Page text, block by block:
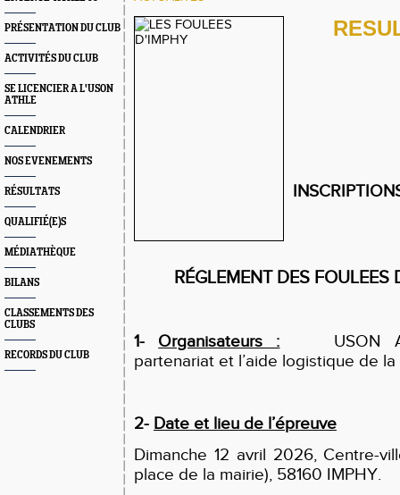
PRÉSENTATION DU CLUB
ACTIVITÉS DU CLUB
SE LICENCIER A L'USON
ATHLE
CALENDRIER
NOS EVENEMENTS
RÉSULTATS
QUALIFIÉ(E)S
MÉDIATHÈQUE
BILANS
CLASSEMENTS DES
CLUBS
RECORDS DU CLUB
RÉGLEMENT DES FOULEES
1- Organisateurs : USON
partenariat et l’aide logistique de la
2- Date et lieu de l’épreuve
Dimanche 12 avril 2026, Centre-
place de la mairie), 58160 IMPHY.